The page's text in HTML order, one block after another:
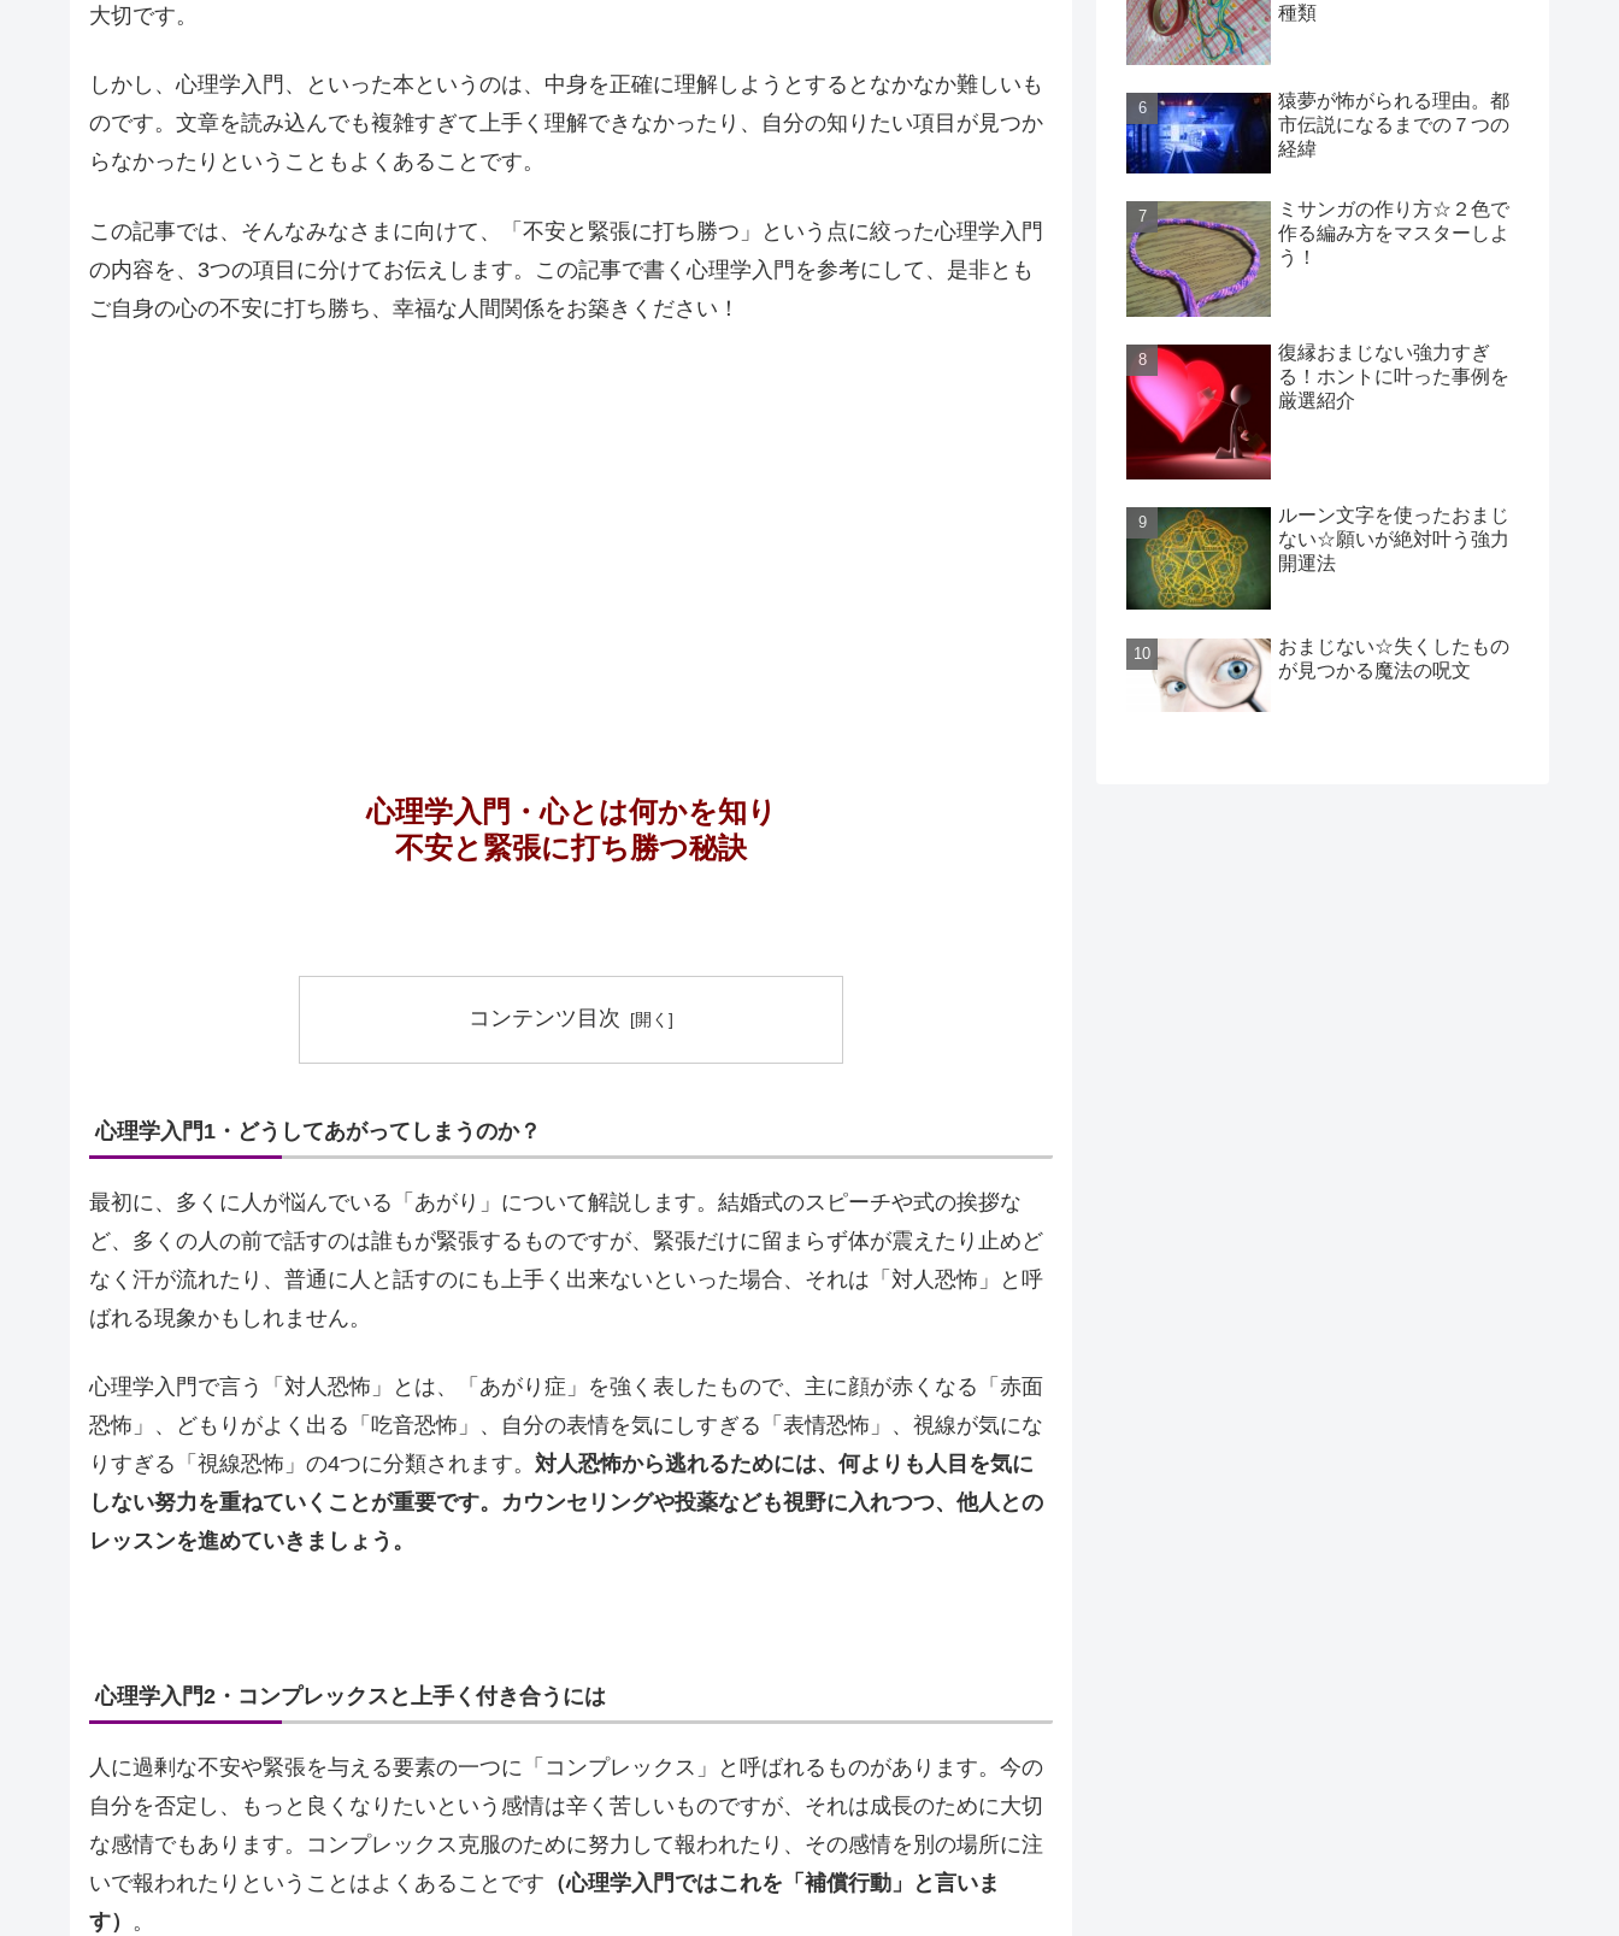
大切です。
しかし、心理学入門、といった本というのは、中身を正確に理解しようとするとなかなか難しいも
のです。文章を読み込んでも複雑すぎて上手く理解できなかったり、自分の知りたい項目が見つか
らなかったりということもよくあることです。
この記事では、そんなみなさまに向けて、「不安と緊張に打ち勝つ」という点に絞った心理学入門
の内容を、3つの項目に分けてお伝えします。この記事で書く心理学入門を参考にして、是非とも
ご自身の心の不安に打ち勝ち、幸福な人間関係をお築きください！
心理学入門・心とは何かを知り
不安と緊張に打ち勝つ秘訣
コンテンツ目次
心理学入門1・どうしてあがってしまうのか？
最初に、多くに人が悩んでいる「あがり」について解説します。結婚式のスピーチや式の挨拶な
ど、多くの人の前で話すのは誰もが緊張するものですが、緊張だけに留まらず体が震えたり止めど
なく汗が流れたり、普通に人と話すのにも上手く出来ないといった場合、それは「対人恐怖」と呼
ばれる現象かもしれません。
心理学入門で言う「対人恐怖」とは、「あがり症」を強く表したもので、主に顔が赤くなる「赤面
恐怖」、どもりがよく出る「吃音恐怖」、自分の表情を気にしすぎる「表情恐怖」、視線が気にな
りすぎる「視線恐怖」の4つに分類されます。 対人恐怖から逃れるためには、何よりも人目を気に
しない努力を重ねていくことが重要です。カウンセリングや投薬なども視野に入れつつ、他人との
レッスンを進めていきましょう。
心理学入門2・コンプレックスと上手く付き合うには
人に過剰な不安や緊張を与える要素の一つに「コンプレックス」と呼ばれるものがあります。今の
自分を否定し、もっと良くなりたいという感情は辛く苦しいものですが、それは成長のために大切
な感情でもあります。コンプレックス克服のために努力して報われたり、その感情を別の場所に注
いで報われたりということはよくあることです （心理学入門ではこれを「補償行動」と言いま
す） 。
種類
猿夢が怖がられる理由。都
市伝説になるまでの７つの
経緯
ミサンガの作り方☆２色で
作る編み方をマスターしよ
う！
復縁おまじない強力すぎ
る！ホントに叶った事例を
厳選紹介
ルーン文字を使ったおまじ
ない☆願いが絶対叶う強力
開運法
おまじない☆失くしたもの
が見つかる魔法の呪文